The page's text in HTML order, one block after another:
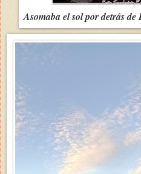
Asomaba el sol por detrás